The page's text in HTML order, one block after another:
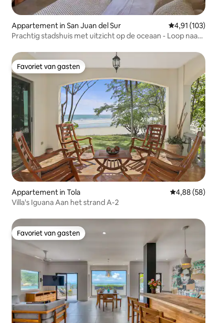
Appartement in San Juan del Sur Gemiddelde
4,91 (103)
Prachtig stadshuis met uitzicht op de oceaan - Loop naar
Favoriet van gasten
Favoriet van gasten
Appartement in Tola Gemiddelde
4,88 (58)
Villa's Iguana Aan het strand A-2
Favoriet van gasten
Favoriet van gasten